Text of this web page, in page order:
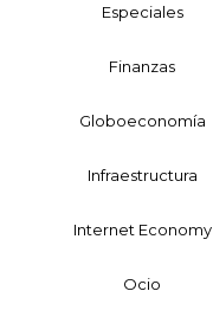
Especiales
Finanzas
Globoeconomía
Infraestructura
Internet Economy
Ocio